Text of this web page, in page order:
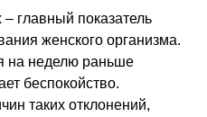
главный показатель
женского организма.
на неделю раньше
беспокойство.
таких отклонений,